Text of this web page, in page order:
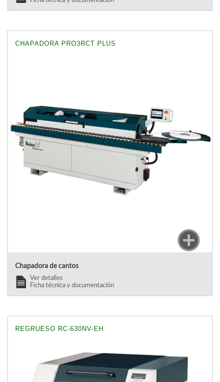
CHAPADORA PRO3RCT PLUS
Chapadora de cantos
Ver detalles
Ficha técnica y documentación
REGRUESO RC-630NV-EH